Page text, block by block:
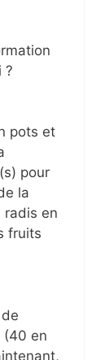
?
pots et
pour
la
radis en
fruits
(40 en